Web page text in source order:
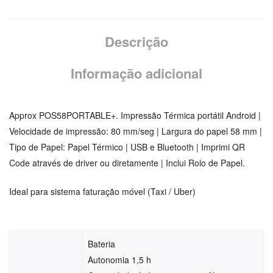
Descrição
Informação adicional
Approx POS58PORTABLE+. Impressão Térmica portátil Android |
Velocidade de impressão: 80 mm/seg | Largura do papel 58 mm |
Tipo de Papel: Papel Térmico | USB e Bluetooth | Imprimi QR
Code através de driver ou diretamente | Inclui Rolo de Papel.
Ideal para sistema faturação móvel (Taxi / Uber)
Bateria
Autonomia 1,5 h